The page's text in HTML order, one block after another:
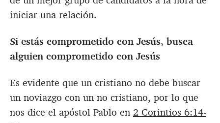
iniciar una relación.
Si estás comprometido con Jesús, busca
alguien comprometido con Jesús
Es evidente que un cristiano no debe buscar
un noviazgo con un no cristiano, por lo que
nos dice el apóstol Pablo en 2 Corintios 6:14-